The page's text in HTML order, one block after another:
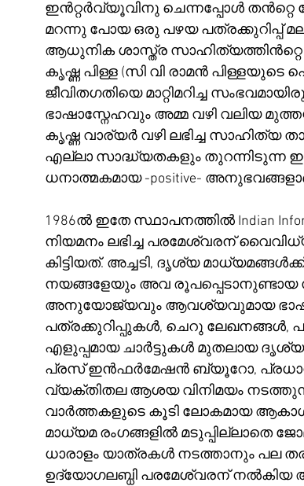
ഇൻറ്റർവ്യൂവിനു ചെന്നപ്പോൾ
മറന്നു പോയ ഒരു പഴയ പത്രക്കുറിപ്പ്
ആധുനിക ശാസ്ത്ര സാഹിത്യത്തിൻറ്റെ
കൃഷ്ണ പിള്ള (സി വി രാമൻ
ജീവിതഗതിയെ മാറ്റിമറിച്ച
ഭാഷാസ്നേഹവും അമ്മ വഴി വലിയ
കൃഷ്ണ വാര്യർ വഴി ലഭിച്ച സാഹിത്യ
എല്ലാ സാദ്ധ്യതകളും തുറന്നിടുന്ന
ധനാത്മകമായ -positive-
1986ൽ ഇതേ സ്ഥാപനത്തിൽ Indian
നിയമനം ലഭിച്ച പരമേശ്വരന്
കിട്ടിയത്. അച്ചടി, ദൃശ്യ
നയങ്ങളേയും അവ രൂപപ്പെടാനുണ്ടായ
അനുയോജ്യവും ആവശ്യവുമായ
പത്രക്കുറിപ്പുകൾ, ചെറു ലേഖനങ്ങൾ,
എളുപ്പമായ ചാർട്ടുകൾ മുതലായ
പ്രസ് ഇൻഫർമേഷൻ ബ്യൂറോ,
വ്യക്തിതല ആശയ വിനിമയം
വാർത്തകളുടെ കൂടി ലോകമായ
മാധ്യമ രംഗങ്ങളിൽ മടുപ്പില്ലാതെ
ധാരാളം യാത്രകൾ നടത്താനും പല
ഉദ്യോഗലബ്ധി പരമേശ്വരന്